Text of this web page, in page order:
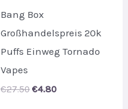
Bang Box
Großhandelspreis 20k
Puffs Einweg Tornado
Vapes
€27.50 Original
€4.80Current